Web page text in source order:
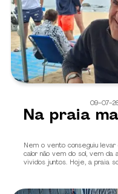
09-07-
Na praia
Nem o vento conseguiu
calor não vem do sol, vem da
vividos juntos. Hoje, a praia